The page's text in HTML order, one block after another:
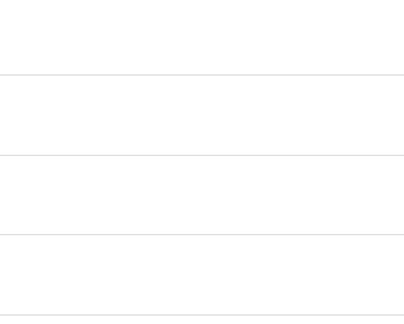
la temperatura di cottura
fusione dello smalto, garantendo una
adeguata per evitare eventuali difetti